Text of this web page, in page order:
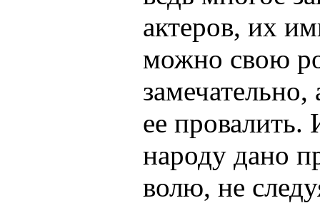
актеров, их
можно свою
ее
народу дано
волю, не